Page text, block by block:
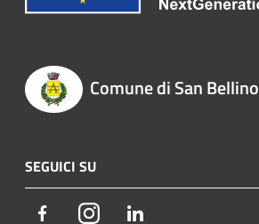
Comune di San Bellino
SEGUICI SU
FacebookInstagram